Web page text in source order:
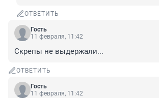
ОТВЕТИТЬ
Гость
11 февраля, 11:42
Скрепы не выдержали...
ОТВЕТИТЬ
Гость
11 февраля, 11:42